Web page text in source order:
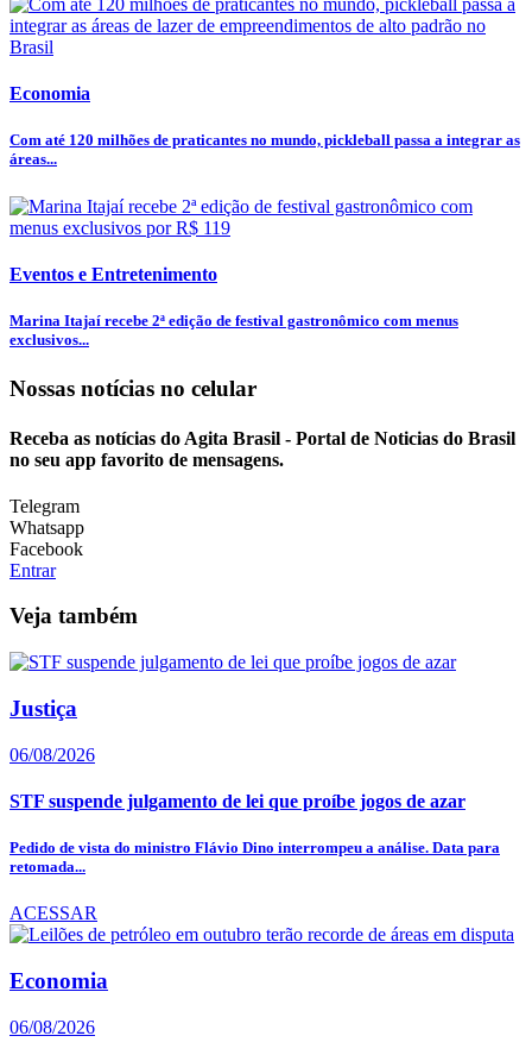
Economia
Com até 120 milhões de praticantes no mundo, pickleball passa a integrar as
áreas...
Eventos e Entretenimento
Marina Itajaí recebe 2ª edição de festival gastronômico com menus
exclusivos...
Nossas notícias no celular
Receba as notícias do Agita Brasil - Portal de Noticias do Brasil
no seu app favorito de mensagens.
Telegram
Whatsapp
Facebook
Entrar
Veja também
Justiça
06/08/2026
STF suspende julgamento de lei que proíbe jogos de azar
Pedido de vista do ministro Flávio Dino interrompeu a análise. Data para
retomada...
ACESSAR
Economia
06/08/2026